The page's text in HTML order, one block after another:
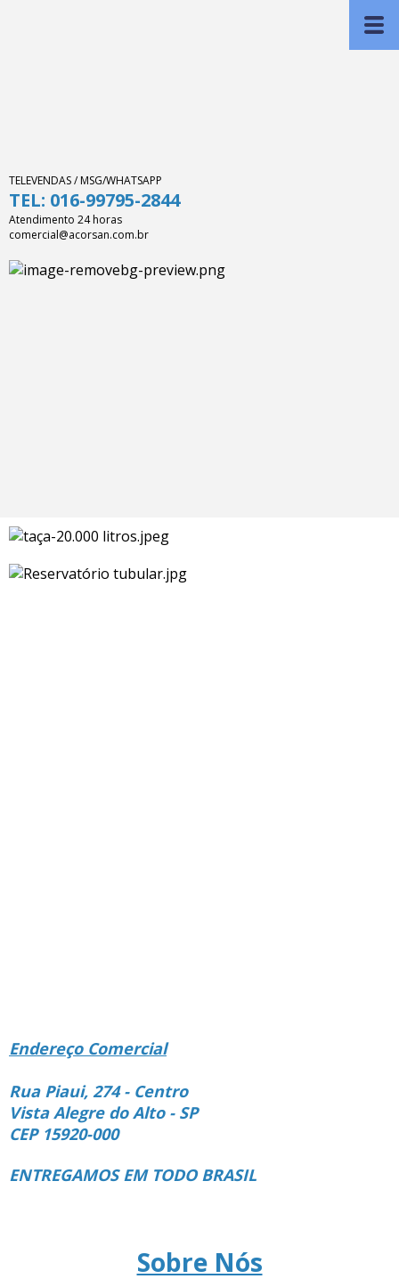
TELEVENDAS / MSG/WHATSAPP
TEL: 016-99795-2844
Atendimento 24 horas
comercial@acorsan.com.br
Endereço Comercial
Rua Piaui, 274 - Centro
Vista Alegre do Alto - SP
CEP 15920-000
ENTREGAMOS EM TODO BRASIL
Sobre Nós